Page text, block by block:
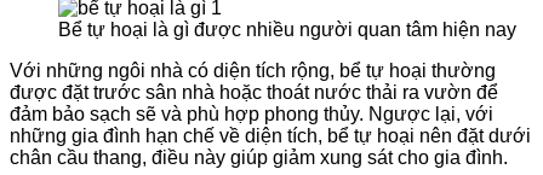
Bể tự hoại là gì được nhiều người quan tâm hiện nay
Với những ngôi nhà có diện tích rộng, bể tự hoại thường
được đặt trước sân nhà hoặc thoát nước thải ra vườn để
đảm bảo sạch sẽ và phù hợp phong thủy. Ngược lại, với
những gia đình hạn chế về diện tích, bể tự hoại nên đặt dưới
chân cầu thang, điều này giúp giảm xung sát cho gia đình.